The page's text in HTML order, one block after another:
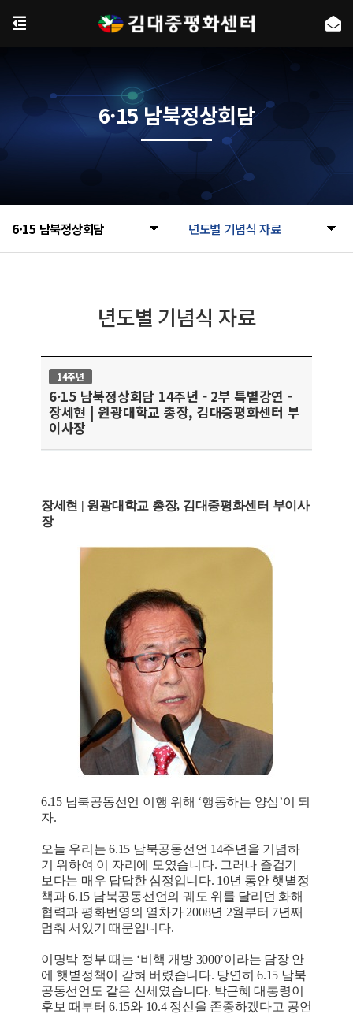
6·15 남북정상회담 년도별 기념식 자료
6·15 남북정상회담
년도별 기념식 자료
14주년
6·15 남북정상회담 14주년 - 2부 특별강연 -
장세현 | 원광대학교 총장, 김대중평화센터 부
이사장
장세현 | 원광대학교 총장, 김대중평화센터 부이사
장
6.15 남북공동선언 이행 위해 ‘행동하는 양심’이 되
자.
오늘 우리는 6.15 남북공동선언 14주년을 기념하
기 위하여 이 자리에 모였습니다. 그러나 즐겁기
보다는 매우 답답한 심정입니다. 10년 동안 햇볕정
책과 6.15 남북공동선언의 궤도 위를 달리던 화해
협력과 평화번영의 열차가 2008년 2월부터 7년째
멈춰 서있기 때문입니다.
이명박 정부 때는 ‘비핵 개방 3000’이라는 담장 안
에 햇볕정책이 갇혀 버렸습니다. 당연히 6.15 남북
공동선언도 같은 신세였습니다. 박근혜 대통령이
후보 때부터 6.15와 10.4 정신을 존중하겠다고 공언